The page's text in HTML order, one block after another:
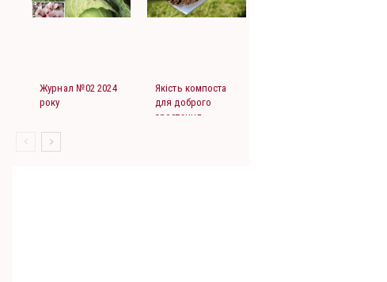
Журнал №02 2024
року
Якість компоста
для доброго
зростання